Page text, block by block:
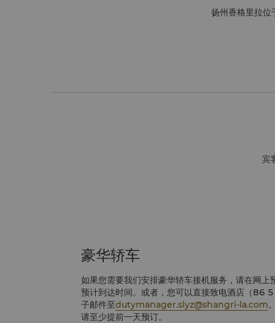
扬州香格里拉
宾
豪华轿车
如果您需要我们安排豪华轿车接机服务，请在网上
预计到达时间。或者，您可以直接致电酒店（
子邮件至dutymanager.slyz@shangri-la.com
请至少提前一天预订。